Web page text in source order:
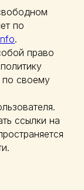
по
.
право
по своему
ссылки на